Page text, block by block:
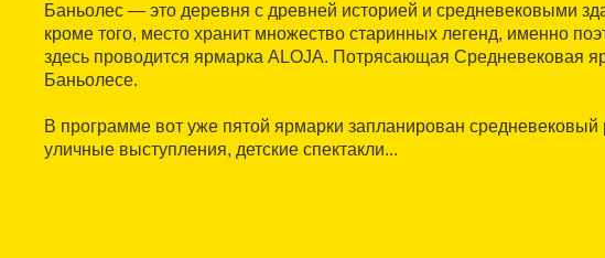
Баньолес — это деревня с древней историей и средневековыми
кроме того, место хранит множество старинных легенд, именно
здесь проводится ярмарка ALOJA. Потрясающая Средневековая
Баньолесе.
В программе вот уже пятой ярмарки запланирован средневековый
уличные выступления, детские спектакли...